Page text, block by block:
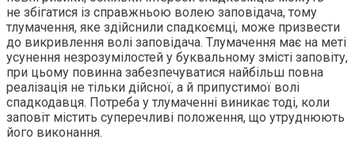
не збігатися із справжньою волею заповідача, тому
тлумачення, яке здійснили спадкоємці, може призвести
до викривлення волі заповідача. Тлумачення має на меті
усунення незрозумілостей у буквальному змісті заповіту,
при цьому повинна забезпечуватися найбільш повна
реалізація не тільки дійсної, а й припустимої волі
спадкодавця. Потреба у тлумаченні виникає тоді, коли
заповіт містить суперечливі положення, що утруднюють
його виконання.